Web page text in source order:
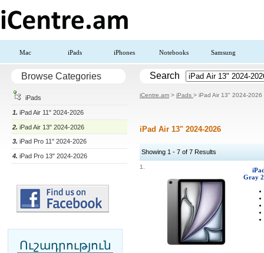
Mac iPads iPhones Notebooks Samsung
Browse Categories
iPads
1. iPad Air 11" 2024-2026
2. iPad Air 13" 2024-2026
3. iPad Pro 11" 2024-2026
4. iPad Pro 13" 2024-2026
Ուշադրություն
Search
iCentre.am > iPads > iPad Air 13" 2024-2026
iPad Air 13" 2024-2026
Showing 1 - 7 of 7 Results
1.
Gray